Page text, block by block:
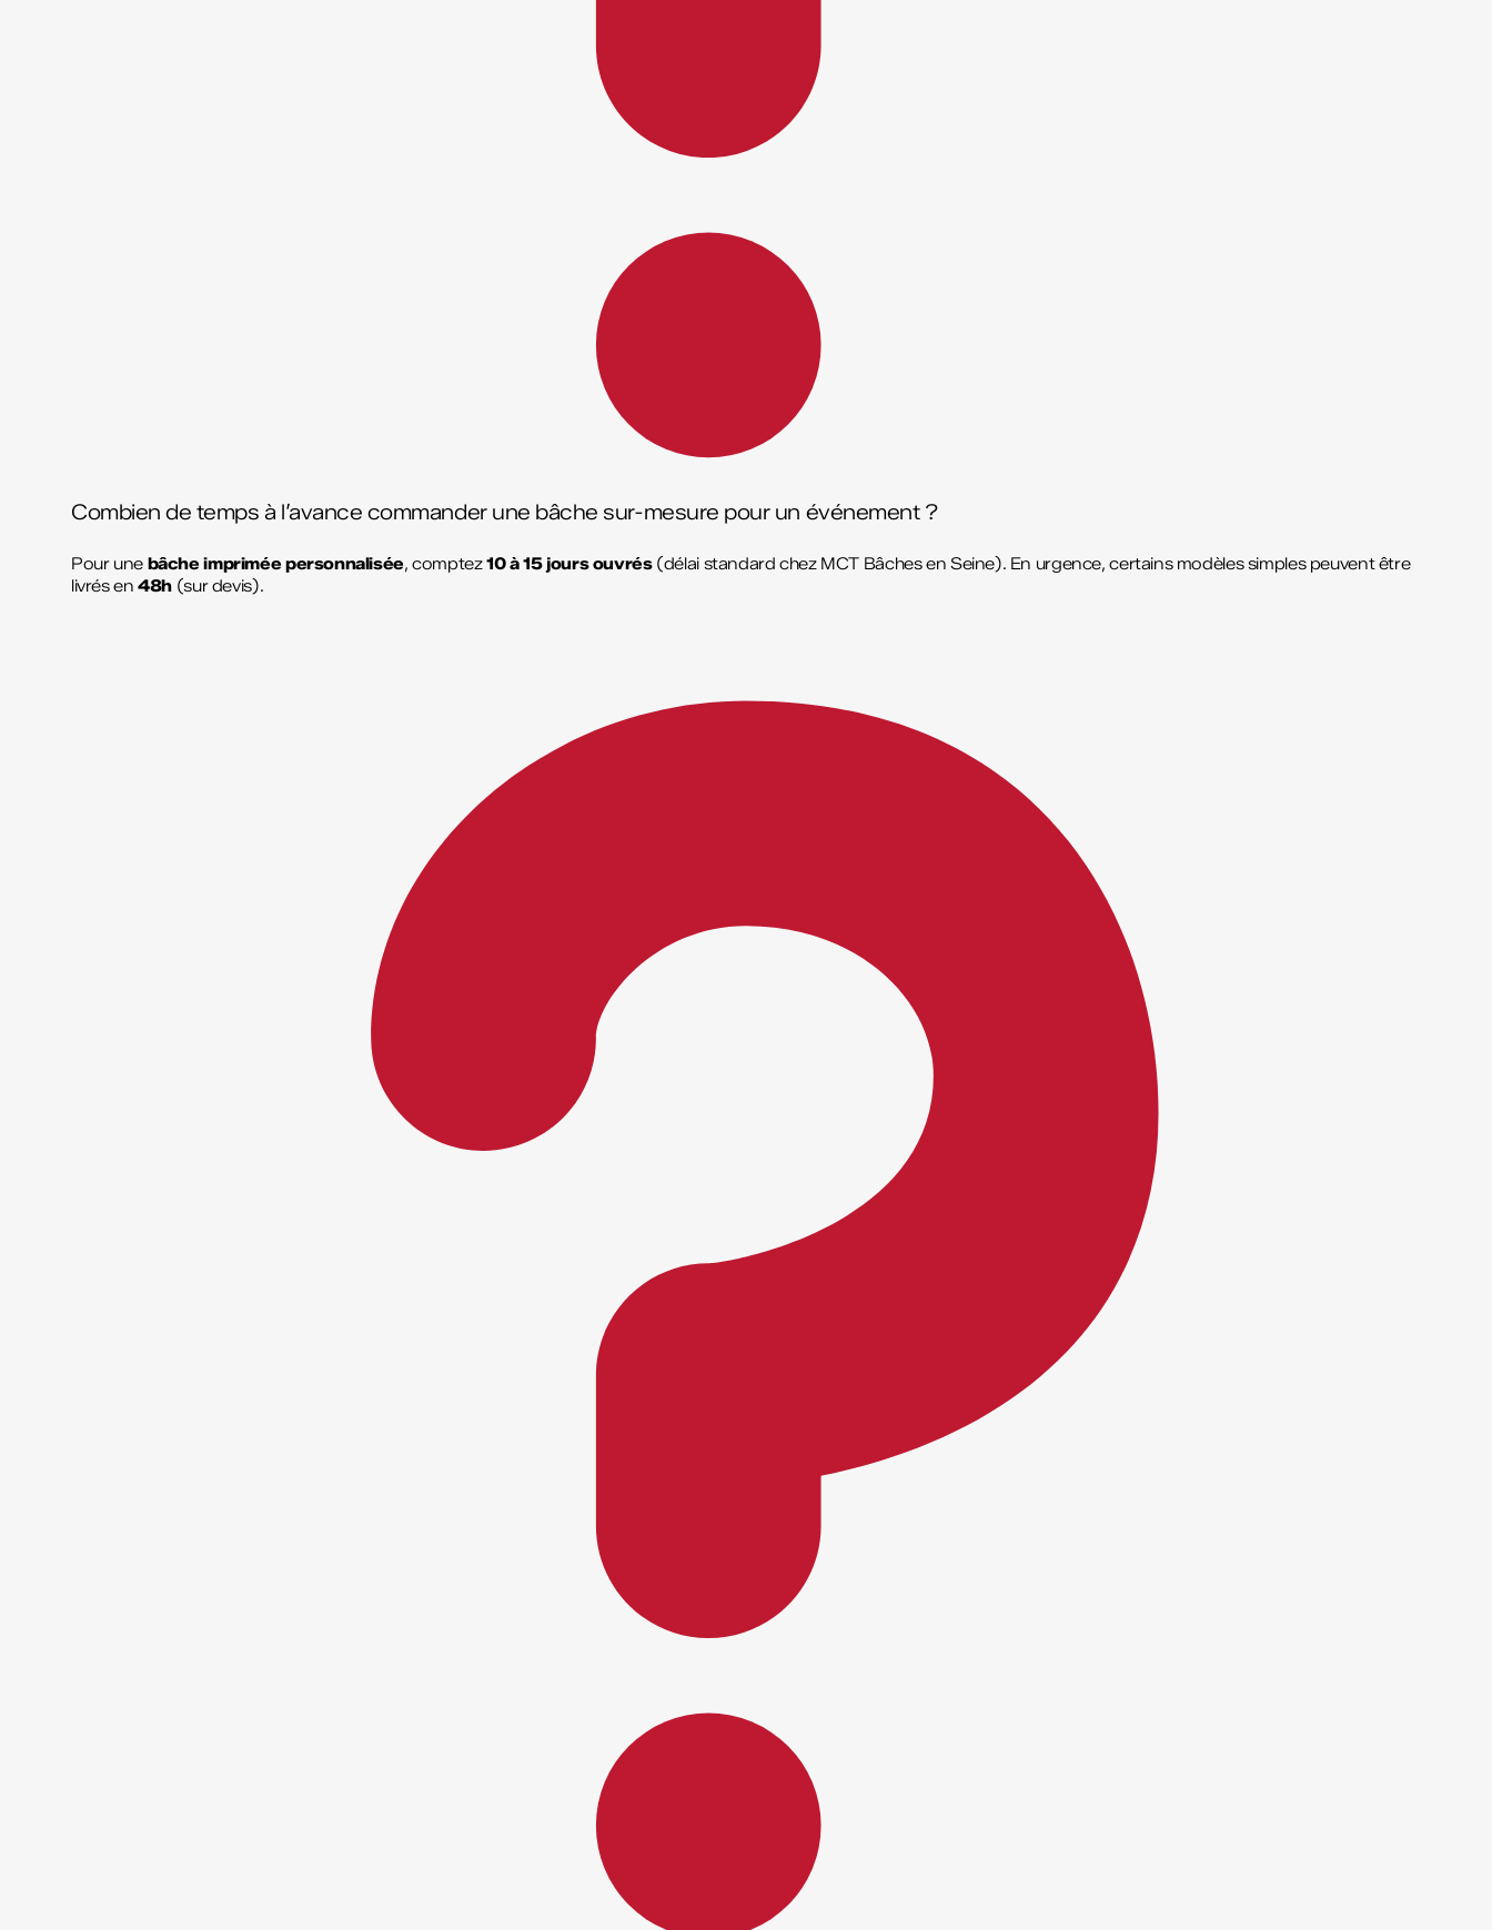
Combien de temps à l’avance commander une bâche sur-mesure pour un événement ?
Pour une bâche imprimée personnalisée, comptez10 à 15 jours ouvrés(délai standard chez MCT Bâches en Seine). En urgence, certains modèles simples peuvent être
livrés en48h (sur devis).